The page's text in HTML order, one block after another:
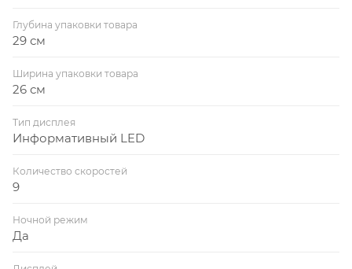
Глубина упаковки товара
29 см
Ширина упаковки товара
26 см
Тип дисплея
Информативный LED
Количество скоростей
9
Ночной режим
Да